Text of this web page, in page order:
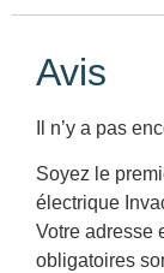
Avis
Il n’y a pas
Soyez le
électrique
Votre adresse
obligatoires